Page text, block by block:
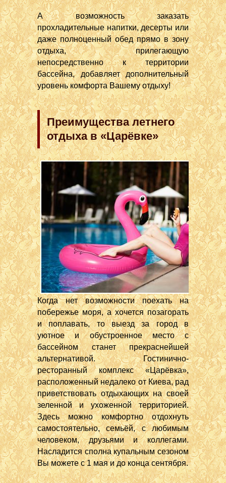
А возможность заказать
прохладительные напитки, десерты или
даже полноценный обед прямо в зону
отдыха, прилегающую
непосредственно к территории
бассейна, добавляет дополнительный
уровень комфорта Вашему отдыху!
Преимущества летнего
отдыха в «Царёвке»
Когда нет возможности поехать на
побережье моря, а хочется позагорать
и поплавать, то выезд за город в
уютное и обустроенное место с
бассейном станет прекраснейшей
альтернативой. Гостинично-
ресторанный комплекс «Царёвка»,
расположенный недалеко от Киева, рад
приветствовать отдыхающих на своей
зеленной и ухоженной территорией.
Здесь можно комфортно отдохнуть
самостоятельно, семьёй, с любимым
человеком, друзьями и коллегами.
Насладится сполна купальным сезоном
Вы можете с 1 мая и до конца сентября.